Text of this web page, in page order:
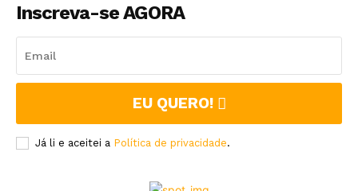
Inscreva-se AGORA
EU QUERO!
Já li e aceitei a Política de privacidade.